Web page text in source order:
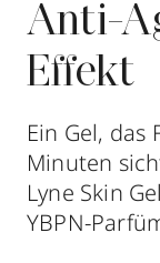
Anti-
Effekt
Ein Gel, das
Minuten
Lyne Skin
YBPN-